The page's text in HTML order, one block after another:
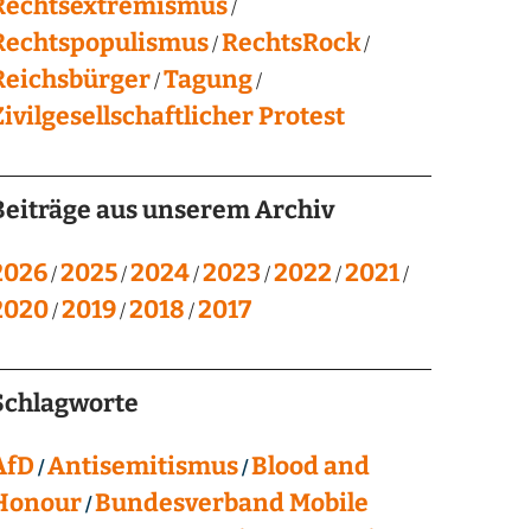
RechtsRock
Tagung
Protest
aus unserem Archiv
2025 2024 2023 2022 2021
2019 2018 2017
Antisemitismus Blood and
Bundesverband Mobile